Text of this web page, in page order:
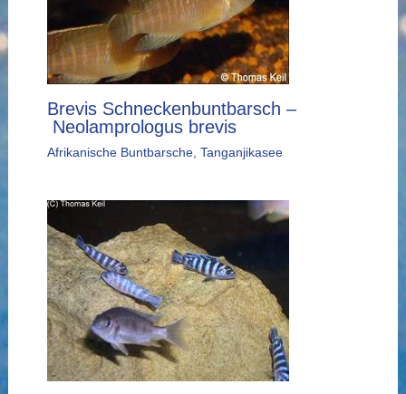
Brevis Schneckenbuntbarsch –
Neolamprologus brevis
Afrikanische Buntbarsche, Tanganjikasee